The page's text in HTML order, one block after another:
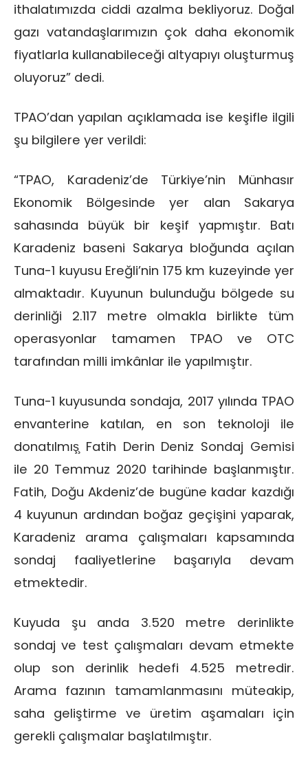
ithalatımızda ciddi azalma bekliyoruz. Doğal
gazı vatandaşlarımızın çok daha ekonomik
fiyatlarla kullanabileceği altyapıyı oluşturmuş
oluyoruz” dedi.
TPAO’dan yapılan açıklamada ise keşifle ilgili
şu bilgilere yer verildi:
“TPAO, Karadeniz’de Türkiye’nin Münhasır
Ekonomik Bölgesinde yer alan Sakarya
sahasında büyük bir keşif yapmıştır. Batı
Karadeniz baseni Sakarya bloğunda açılan
Tuna-1 kuyusu Ereğli’nin 175 km kuzeyinde yer
almaktadır. Kuyunun bulunduğu bölgede su
derinliği 2.117 metre olmakla birlikte tüm
operasyonlar tamamen TPAO ve OTC
tarafından milli imkânlar ile yapılmıştır.
Tuna-1 kuyusunda sondaja, 2017 yılında TPAO
envanterine katılan, en son teknoloji ile
donatılmış̧ Fatih Derin Deniz Sondaj Gemisi
ile 20 Temmuz 2020 tarihinde başlanmıştır.
Fatih, Doğu Akdeniz’de bugüne kadar kazdığı
4 kuyunun ardından boğaz geçişini yaparak,
Karadeniz arama çalışmaları kapsamında
sondaj faaliyetlerine başarıyla devam
etmektedir.
Kuyuda şu anda 3.520 metre derinlikte
sondaj ve test çalışmaları devam etmekte
olup son derinlik hedefi 4.525 metredir.
Arama fazının tamamlanmasını müteakip,
saha geliştirme ve üretim aşamaları için
gerekli çalışmalar başlatılmıştır.